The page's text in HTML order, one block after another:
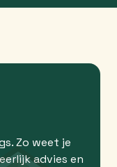
Zo weet je
advies en